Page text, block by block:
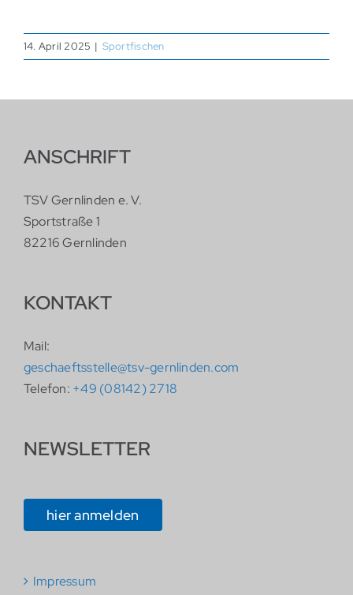
14. April 2025 | Sportfischen
ANSCHRIFT
TSV Gernlinden e. V.
Sportstraße 1
82216 Gernlinden
KONTAKT
Mail:
geschaeftsstelle@tsv-gernlinden.com
Telefon: +49 (08142) 2718
NEWSLETTER
hier anmelden
Impressum